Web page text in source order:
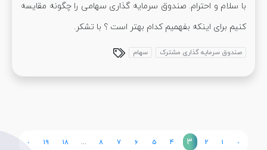
با سلام و احترام. صندوق سرمایه گذاری سهامی را چگونه مقایسه
کنیم برای اینکه بفهمیم کدام بهتر است ؟ با تشکر.
صندوق سرمایه گذاری مشترک سهام
‹
1
2
3
4
5
6
7
8
...
18
19
›